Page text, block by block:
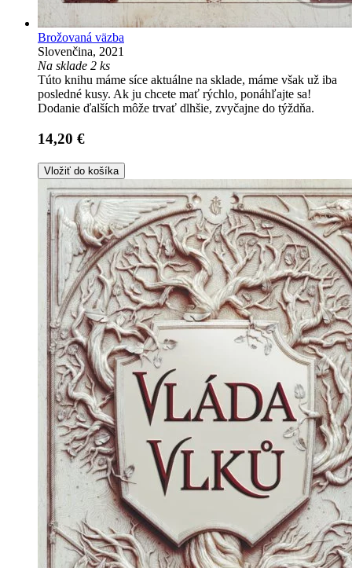
Brožovaná väzba
Slovenčina, 2021
Na sklade 2 ks
Túto knihu máme síce aktuálne na sklade, máme však už iba
posledné kusy. Ak ju chcete mať rýchlo, ponáhľajte sa!
Dodanie ďalších môže trvať dlhšie, zvyčajne do týždňa.
14,20 €
Vložiť do košíka